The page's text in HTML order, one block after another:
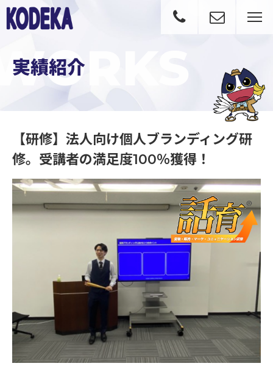
実績紹介
【研修】法人向け個人ブランディング研
修。受講者の満足度100％獲得！